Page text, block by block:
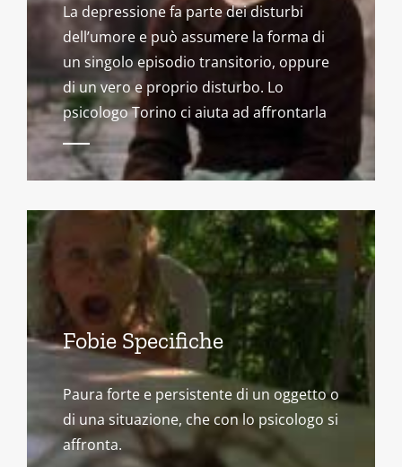
La depressione fa parte dei disturbi
dell’umore e può assumere la forma di
un singolo episodio transitorio, oppure
di un vero e proprio disturbo. Lo
psicologo Torino ci aiuta ad affrontarla
Fobie Specifiche
Paura forte e persistente di un oggetto o
di una situazione, che con lo psicologo si
affronta.